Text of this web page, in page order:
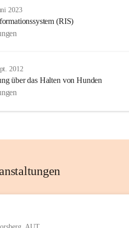
2023
(RIS)
2012
über das Halten von Hunden